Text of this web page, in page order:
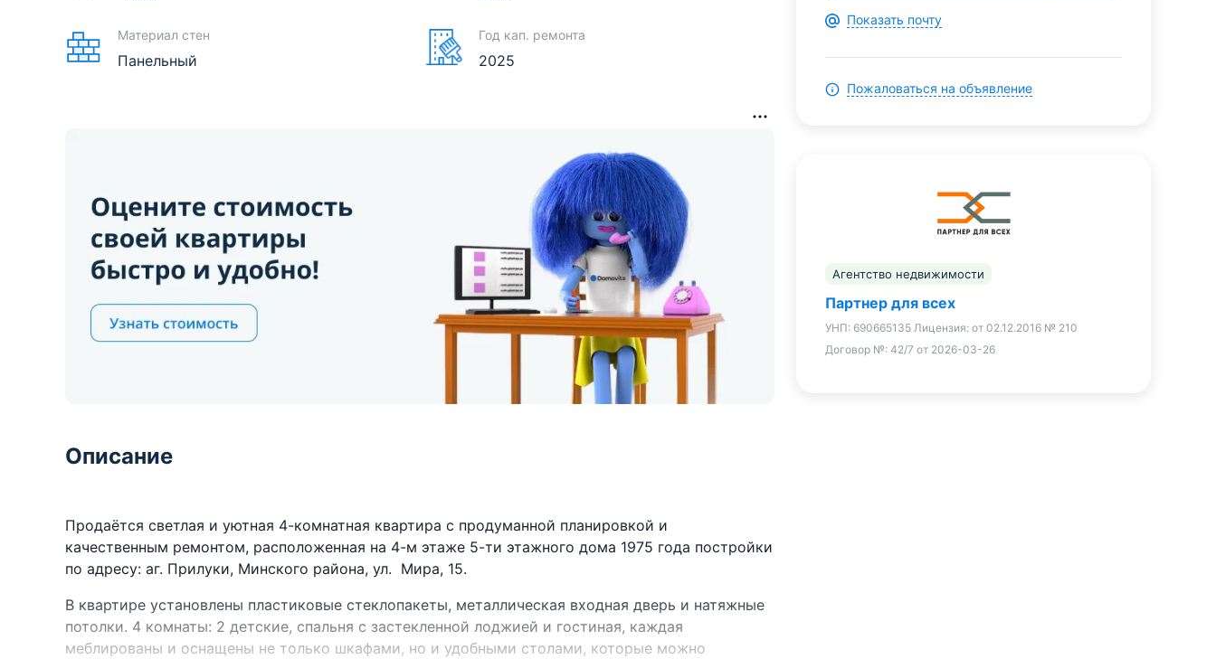
Материал стен
Панельный
Год кап. ремонта
2025
Описание
Продаётся светлая и уютная 4-комнатная квартира с продуманной планировкой и
качественным ремонтом, расположенная на 4-м этаже 5-ти этажного дома 1975 года постройки
по адресу: аг. Прилуки, Минского района, ул. Мира, 15.
В квартире установлены пластиковые стеклопакеты, металлическая входная дверь и натяжные
потолки. 4 комнаты: 2 детские, спальня с застекленной лоджией и гостиная, каждая
меблированы и оснащены не только шкафами, но и удобными столами, которые можно
Показать почту
Пожаловаться на объявление
Агентство недвижимости
Партнер для всех
УНП: 690665135 Лицензия: от 02.12.2016 № 210
Договор №: 42/7 от 2026-03-26